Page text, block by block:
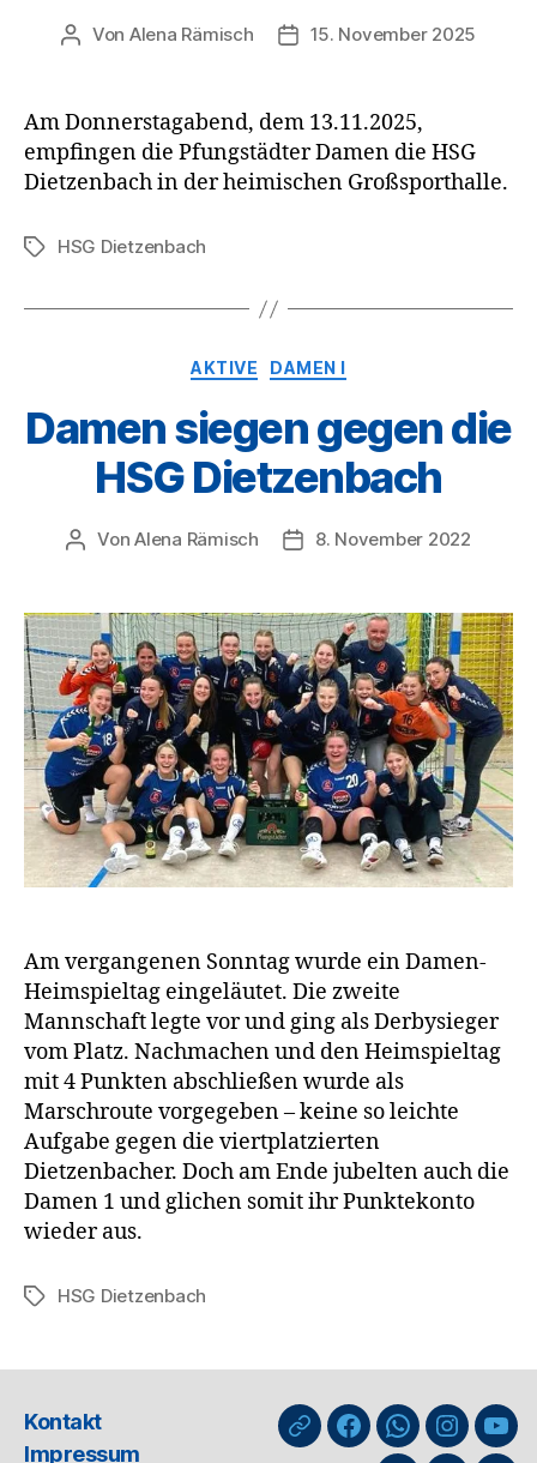
Beitragsautor
Von Alena Rämisch Veröffentlichungsdatum
15. November 2025
Am Donnerstagabend, dem 13.11.2025,
empfingen die Pfungstädter Damen die HSG
Dietzenbach in der heimischen Großsporthalle.
Schlagwörter
HSG Dietzenbach
Kategorien
AKTIVE DAMEN I
Damen siegen gegen die
HSG Dietzenbach
Beitragsautor
VonAlena Rämisch Veröffentlichungsdatum
8. November 2022
Am vergangenen Sonntag wurde ein Damen-
Heimspieltag eingeläutet. Die zweite
Mannschaft legte vor und ging als Derbysieger
vom Platz. Nachmachen und den Heimspieltag
mit 4 Punkten abschließen wurde als
Marschroute vorgegeben – keine so leichte
Aufgabe gegen die viertplatzierten
Dietzenbacher. Doch am Ende jubelten auch die
Damen 1 und glichen somit ihr Punktekonto
wieder aus.
Schlagwörter
HSG Dietzenbach
Kontakt
Impressum
nuLigaFacebookWhatsApp-